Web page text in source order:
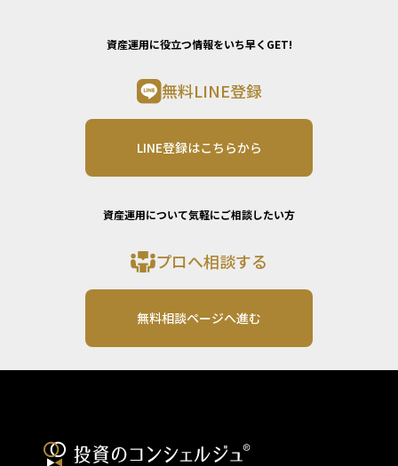
資産運用に役立つ情報をいち早くGET!
無料LINE登録
LINE登録はこちらから
資産運用について気軽にご相談したい方
プロへ相談する
無料相談ページへ進む